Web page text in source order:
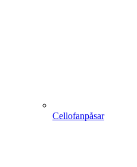
Cellofanpåsar